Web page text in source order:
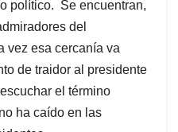
político. Se encuentran,
del
vez esa cercanía va
de traidor al presidente
el término
ha caído en las